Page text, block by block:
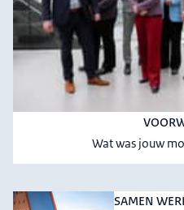
Wat was jouw
SAMEN